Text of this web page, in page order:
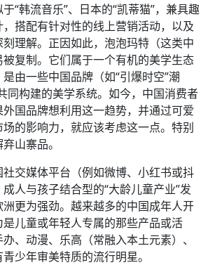
“韩流音乐”、日本的“凯蒂猫”，兼具趣
搭配有针对性的线上营销活动，以及
理解。正因如此，泡泡玛特（这类中
复制。它们属于一个有机的美学生态
由一些中国品牌（如“引爆时空”潮
同构建的美学系统。如今，中国消费者
国品牌想利用这一趋势，并通过可爱
的影响力，就应该考虑这一点。特别
山寨品。
交媒体平台（例如微博、小红书或抖
人与孩子结合型的“大龄儿童产业”发
更为强劲。越来越多的中国成年人开
儿童或年轻人专属的那些产品或活
、动漫、乐高（常融入本土元素）、
少年审美特质的流行明星。